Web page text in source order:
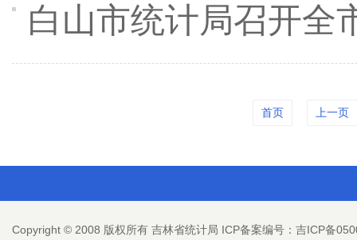
白山市统计局召开全
首页 上一页